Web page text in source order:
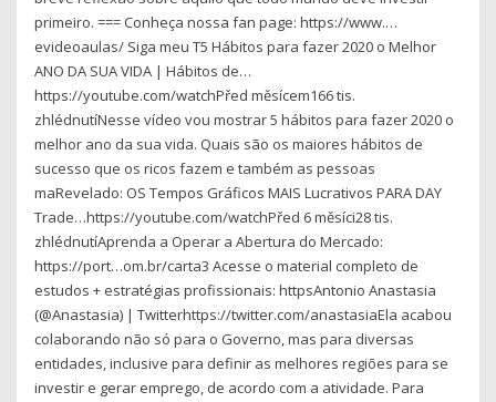
primeiro. === Conheça nossa fan page: https://www.…
evideoaulas/ Siga meu T5 Hábitos para fazer 2020 o Melhor
ANO DA SUA VIDA | Hábitos de…
https://youtube.com/watchPřed měsícem166 tis.
zhlédnutíNesse vídeo vou mostrar 5 hábitos para fazer 2020 o
melhor ano da sua vida. Quais são os maiores hábitos de
sucesso que os ricos fazem e também as pessoas
maRevelado: OS Tempos Gráficos MAIS Lucrativos PARA DAY
Trade…https://youtube.com/watchPřed 6 měsíci28 tis.
zhlédnutíAprenda a Operar a Abertura do Mercado:
https://port…om.br/carta3 Acesse o material completo de
estudos + estratégias profissionais: httpsAntonio Anastasia
(@Anastasia) | Twitterhttps://twitter.com/anastasiaEla acabou
colaborando não só para o Governo, mas para diversas
entidades, inclusive para definir as melhores regiões para se
investir e gerar emprego, de acordo com a atividade. Para